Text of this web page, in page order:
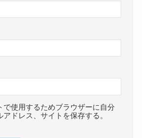
で使用するためブラウザーに自分
ドレス、サイトを保存する。